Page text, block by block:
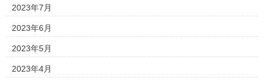
2023年7月
2023年6月
2023年5月
2023年4月